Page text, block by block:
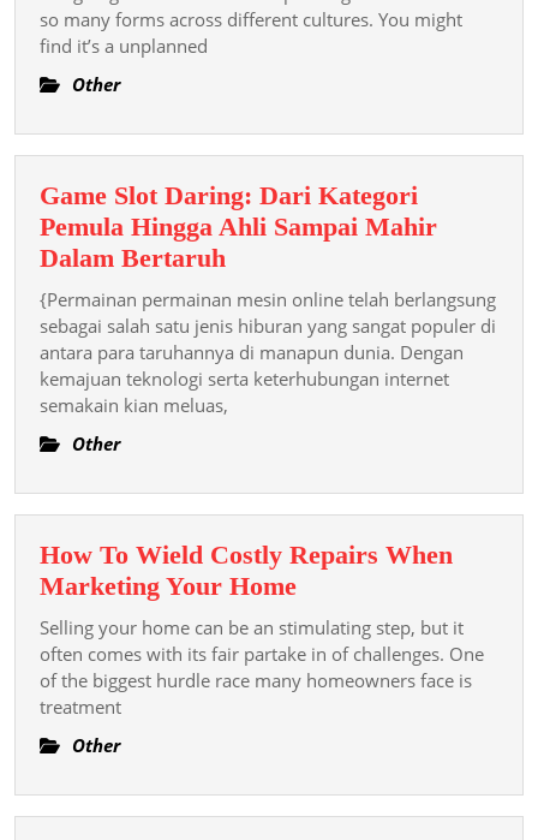
Play
In
Planetary
And
Practices
so many forms across different cultures. You might
find it’s a unplanned
Other
Game Slot Daring: Dari Kategori
Pemula Hingga Ahli Sampai Mahir
Dalam Bertaruh
Daring:
Dari
Kategori
Pemula
Sampai
Mahir
Dalam
Bertaruh
{Permainan permainan mesin online telah berlangsung
sebagai salah satu jenis hiburan yang sangat populer di
antara para taruhannya di manapun dunia. Dengan
kemajuan teknologi serta keterhubungan internet
semakain kian meluas,
Other
How To Wield Costly Repairs When
Marketing Your HomeHow
To
Wield
Costly
Your
Selling your home can be an stimulating step, but it
often comes with its fair partake in of challenges. One
of the biggest hurdle race many homeowners face is
treatment
Other